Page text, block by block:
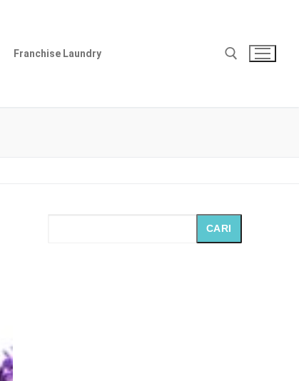
Franchise Laundry
CARI